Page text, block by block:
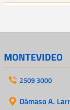
MONTEVIDEO
2509 3000
Dámaso A.